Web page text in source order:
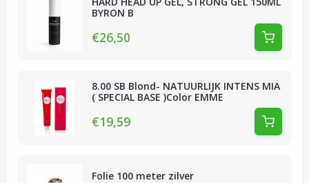
BYRON B
€26,50
8.00 SB Blond- NATUURLIJK INTENS MIA
( SPECIAL BASE )Color EMME
€19,59
Folie 100 meter zilver